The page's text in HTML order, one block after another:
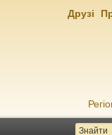
Друзі